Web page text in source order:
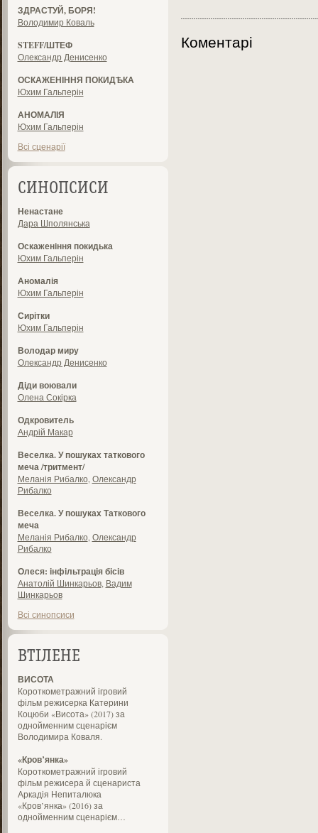
ЗДРАСТУЙ, БОРЯ!
Володимир Коваль
STEFF/ШТЕФ
Олександр Денисенко
ОСКАЖЕНІННЯ ПОКИДѢКА
Юхим Гальперін
АНОМАЛІЯ
Юхим Гальперін
Всі сценарії
СИНОПСИСИ
Ненастане
Дара Шполянська
Оскаженіння покидька
Юхим Гальперін
Аномалія
Юхим Гальперін
Сирітки
Юхим Гальперін
Володар миру
Олександр Денисенко
Діди воювали
Олена Сокірка
Одкровитель
Андрій Макар
Веселка. У пошуках таткового
меча /тритмент/
Меланія Рибалко Олександр
Рибалко
Веселка. У пошуках Таткового
меча
Меланія Рибалко Олександр
Рибалко
Олеся: інфільтрація бісів
Анатолій Шинкарьов, Вадим
Шинкарьов
Всі синопсиси
ВТІЛЕНЕ
ВИСОТА
Короткометражний ігровий
фільм режисерка Катерини
Коцюби «Висота» (2017) за
однойменним сценарієм
Володимира Коваля.
«Кров’янка»
Короткометражний ігровий
фільм режисера й сценариста
Аркадія Непиталюка
«Кров’янка» (2016) за
однойменним сценарієм…
Коментарі